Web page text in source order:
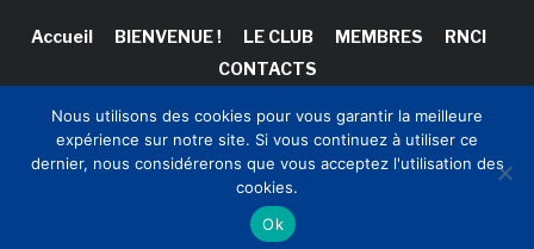
Accueil BIENVENUE ! LE CLUB MEMBRES
RNCI
CONTACTS
Copyright © 2026 Club Innovation & Culture CLIC France /
Sinapses Conseils
Nous utilisons des cookies pour vous garantir la meilleure
expérience sur notre site. Si vous continuez à utiliser ce
dernier, nous considérerons que vous acceptez l'utilisation des
cookies.
Ok